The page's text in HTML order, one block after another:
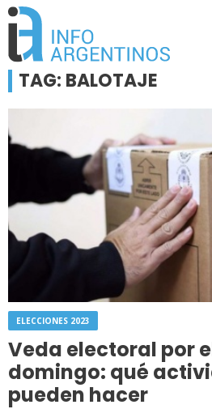
TAG: BALOTAJE
ELECCIONES 2023
Veda electoral por
domingo: qué
pueden hacer